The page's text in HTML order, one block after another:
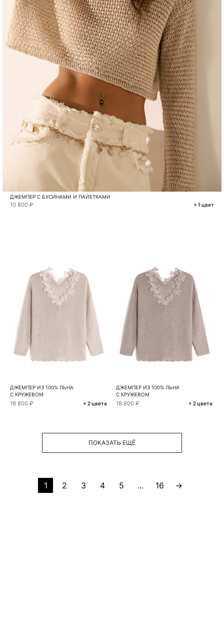
ДЖЕМПЕР С БУСИНАМИ И ПАЙЕТКАМИ
10 800 ₽ + 1 цвет
ДЖЕМПЕР ИЗ 100% ЛЬНА
С КРУЖЕВОМ
18 800 ₽ + 2 цвета
ДЖЕМПЕР ИЗ 100% ЛЬНА
С КРУЖЕВОМ
18 800 ₽ + 2 цвета
ПОКАЗАТЬ ЕЩЁ
1 2 3 4 5 ... 16 →